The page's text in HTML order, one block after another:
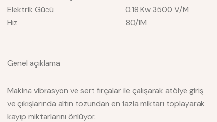
Elektrik Gücü 0.18 Kw 3500 V/M
Hız 80/1M
Genel açıklama
Makina vibrasyon ve sert fırçalar ile çalışarak atölye giriş
ve çıkışlarında altın tozundan en fazla miktarı toplayarak
kayıp miktarlarını önlüyor.